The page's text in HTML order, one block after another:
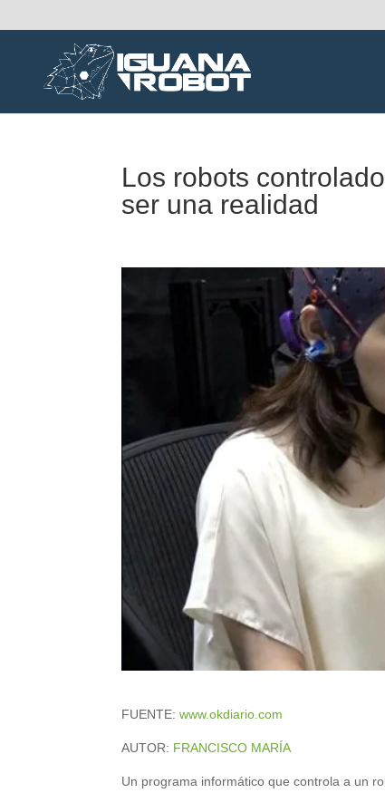
Los robots
ser una realidad
FUENTE:www.okdiario.com
AUTOR: FRANCISCO MARÍA
Un programa informático que controla a un